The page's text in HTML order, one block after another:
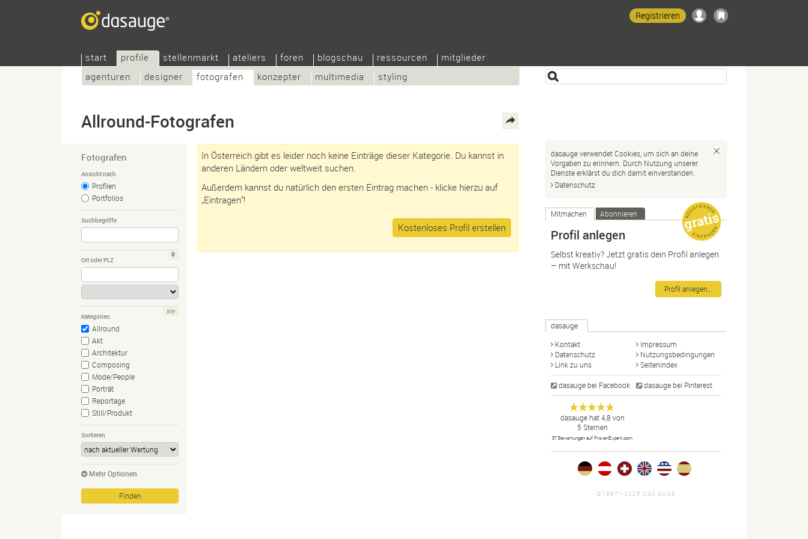
start
profile
agenturen
designer fotografen konzepter multimedia styling
stellenmarkt ateliers foren blogschau ressourcen mitglieder
Registrieren
Allround-Fotografen
Fotografen
Ansicht nach
Profilen
Portfolios
Suchbegriffe
Ort oder PLZ
Kategorien
Allround
Akt
Architektur
Composing
Mode/People
Porträt
Reportage
Still/Produkt
alle
Sortieren
Mehr Optionen
In Österreich gibt es leider noch keine Einträge dieser Kategorie. Du kannst in
anderen Ländern oder weltweit suchen.
Außerdem kannst du natürlich den ersten Eintrag machen - klicke hierzu auf
„Eintragen“!
Kostenloses Profil erstellen
dasauge verwendet Cookies, um sich an deine
Vorgaben zu erinnern. Durch Nutzung unserer
Dienste erklärst du dich damit einverstanden.
Datenschutz
Mitmachen Abonnieren
Profil anlegen
Selbst kreativ? Jetzt gratis dein Profil anlegen
– mit Werkschau!
Profil anlegen…
dasauge
Kontakt
Impressum
Datenschutz
Nutzungsbedingungen
Link zu uns
Seitenindex
dasauge bei Facebook dasauge bei Pinterest
dasauge
Designer,
Fotografen,
Agenturen,
Portfolios
und Jobs.
Anonym
dasaugehat4,8 von
5 Sternen
37 Bewertungen auf ProvenExpert.com
©1997—2026 DAS AUGE